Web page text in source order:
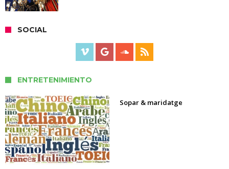
SOCIAL
ENTRETENIMIENTO
Sopar & maridatge